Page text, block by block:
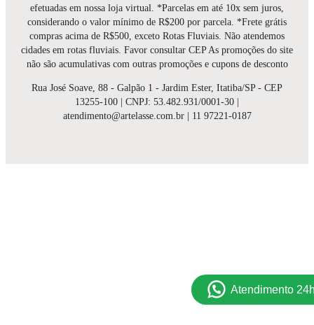
efetuadas em nossa loja virtual. *Parcelas em até 10x sem juros,
considerando o valor mínimo de R$200 por parcela. *Frete grátis
compras acima de R$500, exceto Rotas Fluviais. Não atendemos
cidades em rotas fluviais. Favor consultar CEP As promoções do site
não são acumulativas com outras promoções e cupons de desconto
Rua José Soave, 88 - Galpão 1 - Jardim Ester, Itatiba/SP - CEP
13255-100 | CNPJ: 53.482.931/0001-30 |
atendimento@artelasse.com.br | 11 97221-0187
Atendimento